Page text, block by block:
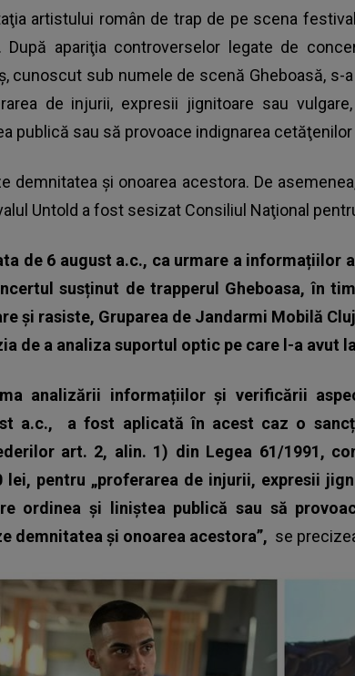
artistului român de trap de pe scena
După apariţia controverselor legate de
cunoscut sub numele de scenă Gheboasă, s-
de injurii, expresii jignitoare sau
publică sau să provoace indignarea
demnitatea şi onoarea acestora. De
Untold a fost sesizat Consiliul Naţional
de 6 august a.c., ca urmare a informațiilor
susținut de trapperul Gheboasa, în
și rasiste, Gruparea de Jandarmi Mobilă
de a analiza suportul optic pe care l-a avut
analizării informațiilor și verificării
a.c., a fost aplicată în acest caz o
art. 2, alin. 1) din Legea 61/1991,
lei, pentru „proferarea de injurii, expresii
ordinea şi liniştea publică sau să
demnitatea şi onoarea acestora”, se